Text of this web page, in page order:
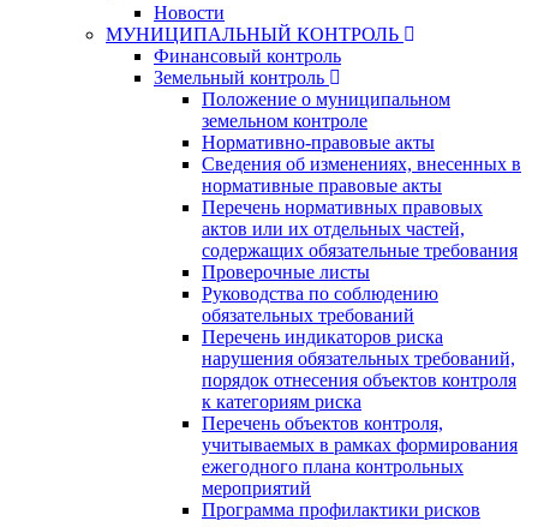
Новости
МУНИЦИПАЛЬНЫЙ КОНТРОЛЬ
Финансовый контроль
Земельный контроль
Положение о муниципальном
земельном контроле
Нормативно-правовые акты
Сведения об изменениях, внесенных в
нормативные правовые акты
Перечень нормативных правовых
актов или их отдельных частей,
содержащих обязательные требования
Проверочные листы
Руководства по соблюдению
обязательных требований
Перечень индикаторов риска
нарушения обязательных требований,
порядок отнесения объектов контроля
к категориям риска
Перечень объектов контроля,
учитываемых в рамках формирования
ежегодного плана контрольных
мероприятий
Программа профилактики рисков